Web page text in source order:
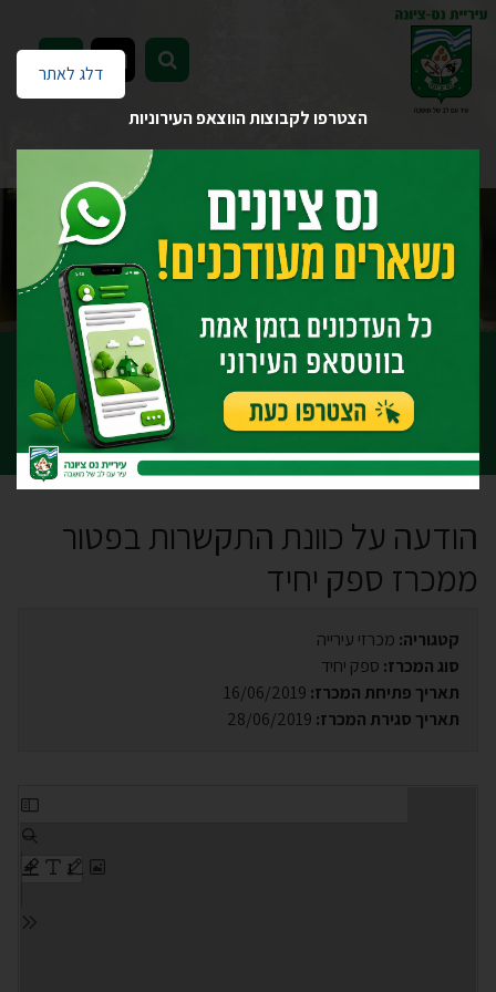
הצטרפו לקבוצות הווצאפ העירוניות
דלג לאתר EN
העירייה לשירותך מכרזים והצעות מחיר
ארכיון
הודעה על כוונת התקשרות בפטור ממכרז ספק יחיד
מכרזים
הודעה על כוונת התקשרות בפטור
ממכרז ספק יחיד
קטגוריה: מכרזי עירייה
סוג המכרז: ספק יחיד
תאריך פתיחת המכרז: 16/06/2019
תאריך סגירת המכרז: 28/06/2019